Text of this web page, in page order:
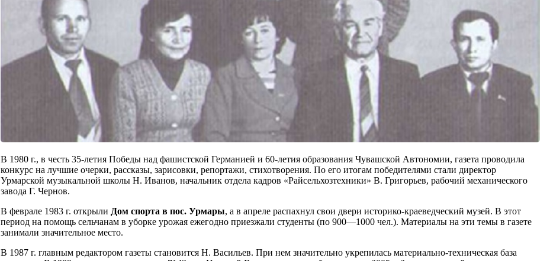
В 1980 г., в честь 35-летия Победы над фашистской Германией и 60-летия образования Чувашской Автономии, газета проводила
конкурс на лучшие очерки, рассказы, зарисовки, репортажи, стихотворения. По его итогам победителями стали директор
Урмарской музыкальной школы Н. Иванов, начальник отдела кадров «Райсельхозтехники» В. Григорьев, рабочий механического
завода Г. Чернов.
В феврале 1983 г. открыли Дом спорта в пос. Урмары, а в апреле распахнул свои двери историко-краеведческий музей. В этот
период на помощь сельчанам в уборке урожая ежегодно приезжали студенты (по 900—1000 чел.). Материалы на эти темы в газете
занимали значительное место.
В 1987 г. главным редактором газеты становится Н. Васильев. При нем значительно укрепилась материально-техническая база